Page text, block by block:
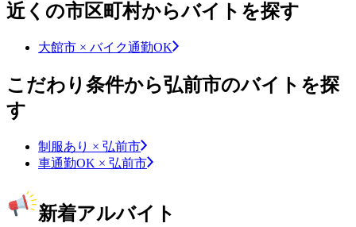
近くの市区町村からバイトを探す
大館市 × バイク通勤OK
こだわり条件から弘前市のバイトを探
す
制服あり × 弘前市
車通勤OK × 弘前市
新着アルバイト